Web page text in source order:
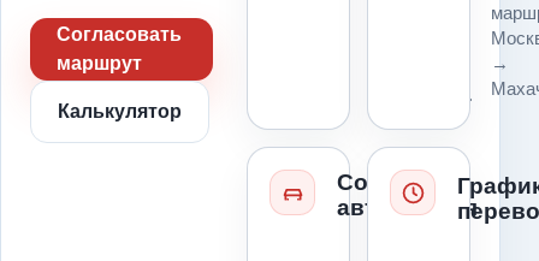
Согласовать
маршрут
Калькулятор
платформы.
→
Состояние
автомобиля